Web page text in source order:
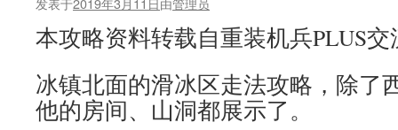
本攻略资料转载自重装机兵PLUS交
冰镇北面的滑冰区走法攻略，除了
他的房间、山洞都展示了。